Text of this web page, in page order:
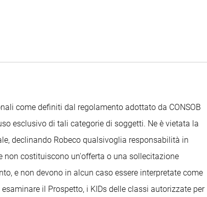
come definiti dal regolamento adottato da CONSOB
esclusivo di tali categorie di soggetti. Ne è vietata la
declinando Robeco qualsivoglia responsabilità in
non costituiscono un'offerta o una sollecitazione
e non devono in alcun caso essere interpretate come
il Prospetto, i KIDs delle classi autorizzate per